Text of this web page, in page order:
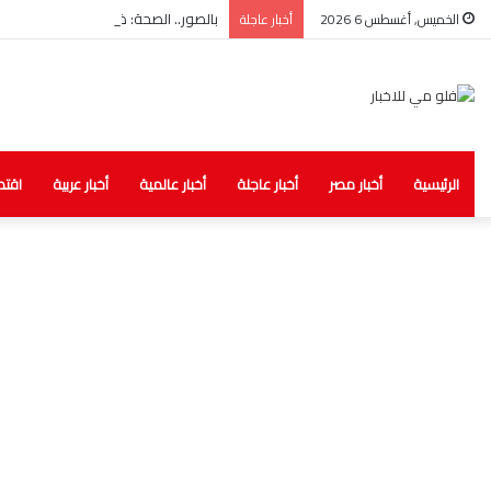
الخميس, أغسطس 6 2026 أخبار عاجلة بالصور.. الصحة: ضبط مخزن غير مرخص
الرئيسية أخبار مصر أخبار عاجلة أخبار عالمية أخبار عربية